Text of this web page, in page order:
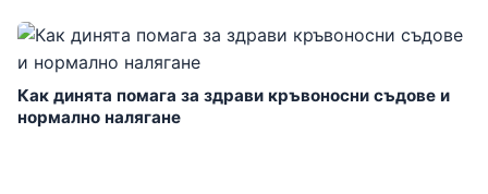
Как динята помага за здрави кръвоносни съдове и
нормално налягане